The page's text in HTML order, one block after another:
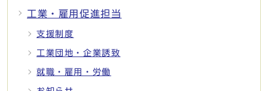
工業・雇用促進担当
支援制度
工業団地・企業誘致
就職・雇用・労働